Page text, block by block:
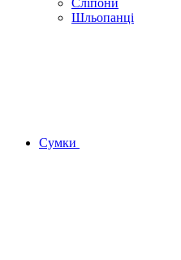
Сліпони
Шльопанці
Сумки